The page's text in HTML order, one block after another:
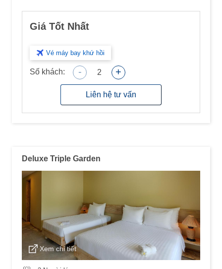
Giá Tốt Nhất
Vé máy bay khứ hồi
Số khách: - 2 +
Liên hệ tư vấn
Deluxe Triple Garden
Xem chi tiết